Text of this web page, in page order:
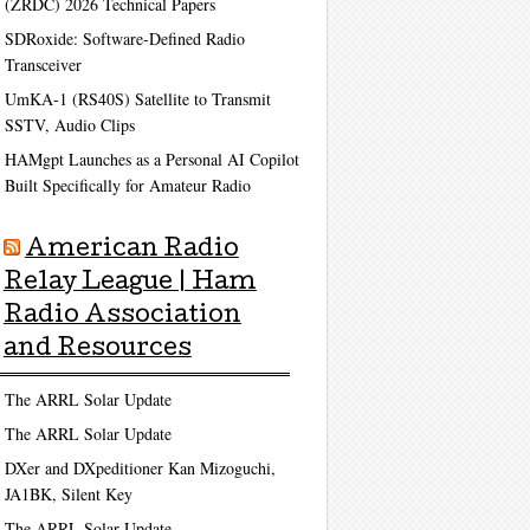
SDRoxide: Software-Defined Radio
Transceiver
UmKA-1 (RS40S) Satellite to Transmit
SSTV, Audio Clips
HAMgpt Launches as a Personal AI Copilot
Built Specifically for Amateur Radio
American Radio
Relay League | Ham
Radio Association
and Resources
The ARRL Solar Update
The ARRL Solar Update
DXer and DXpeditioner Kan Mizoguchi,
JA1BK, Silent Key